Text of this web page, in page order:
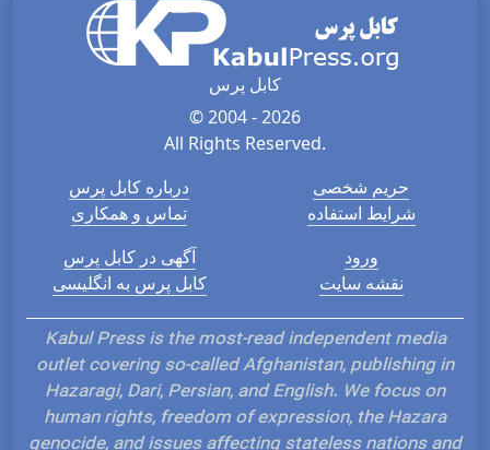
کابل پرس
© 2004 - 2026
All Rights Reserved.
درباره کابل پرس
تماس و همکاری
حریم شخصی
شرایط استفاده
آگهی در کابل پرس
کابل پرس به انگلیسی
ورود
نقشه سایت
Kabul Press is the most-read independent media
outlet covering so-called Afghanistan, publishing in
Hazaragi, Dari, Persian, and English. We focus on
human rights, freedom of expression, the Hazara